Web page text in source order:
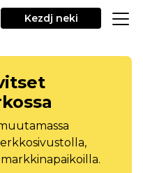
Kezdj neki
markkinapaikoilla.